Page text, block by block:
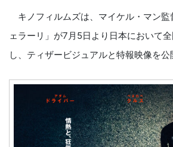
キノフィルムズは、マイケル・マン監
ェラーリ」が7月5日より日本において
し、ティザービジュアルと特報映像を公